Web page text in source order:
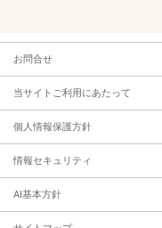
お問合せ
当サイトご利用にあたって
個人情報保護方針
情報セキュリティ
AI基本方針